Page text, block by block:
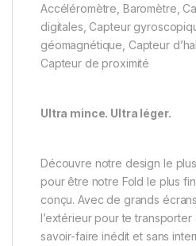
Accéléromètre, Baromètre,
digitales, Capteur
géomagnétique, Capteur
Capteur de proximité
Ultra mince. Ultra léger.
Découvre notre design le
pour être notre Fold le plus
conçu. Avec de grands
l’extérieur pour te
savoir-faire inédit et sans